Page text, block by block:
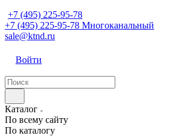
+7 (495) 225-95-78
+7 (495) 225-95-78 Многоканальный
sale@ktnd.ru
Войти
Каталог
По всему сайту
По каталогу